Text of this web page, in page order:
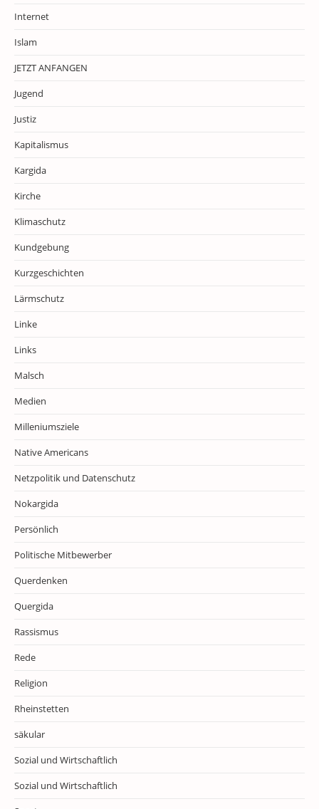
Internet
Islam
JETZT ANFANGEN
Jugend
Justiz
Kapitalismus
Kargida
Kirche
Klimaschutz
Kundgebung
Kurzgeschichten
Lärmschutz
Linke
Links
Malsch
Medien
Milleniumsziele
Native Americans
Netzpolitik und Datenschutz
Nokargida
Persönlich
Politische Mitbewerber
Querdenken
Quergida
Rassismus
Rede
Religion
Rheinstetten
säkular
Sozial und Wirtschaftlich
Sozial und Wirtschaftlich